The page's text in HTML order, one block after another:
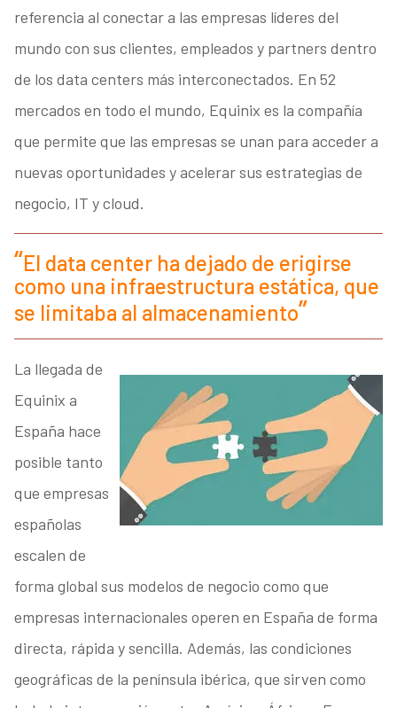
referencia al conectar a las empresas líderes del
mundo con sus clientes, empleados y partners dentro
de los data centers más interconectados. En 52
mercados en todo el mundo, Equinix es la compañía
que permite que las empresas se unan para acceder a
nuevas oportunidades y acelerar sus estrategias de
negocio, IT y cloud.
El data center ha dejado de erigirse
como una infraestructura estática, que
se limitaba al almacenamiento
La llegada de
Equinix a
España hace
posible tanto
que empresas
españolas
escalen de
forma global sus modelos de negocio como que
empresas internacionales operen en España de forma
directa, rápida y sencilla. Además, las condiciones
geográficas de la península ibérica, que sirven como